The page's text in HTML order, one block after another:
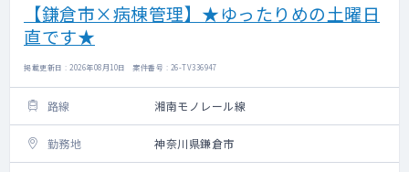
【鎌倉市×病棟管理】★ゆったりめの土曜日
直です★
掲載更新日 : 2026年08月10日 案件番号 : 26-TV336947
路線 湘南モノレール線
勤務地 神奈川県鎌倉市